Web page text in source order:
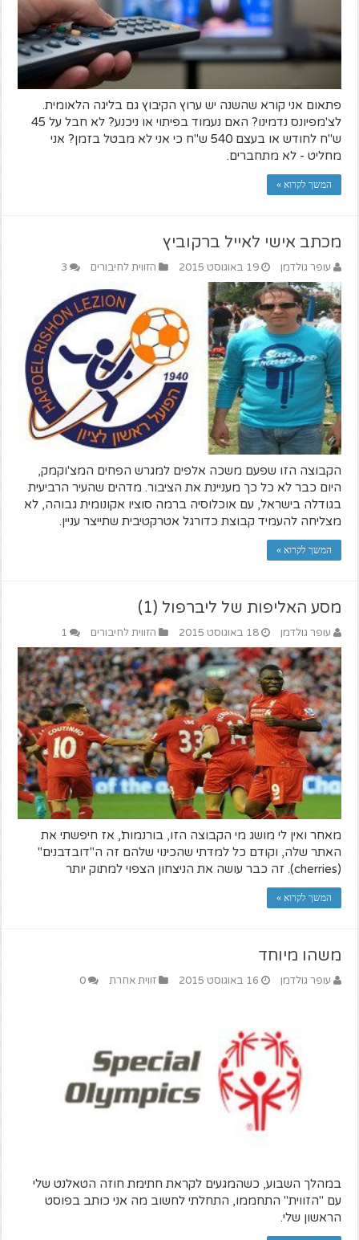
פתאום אני קורא שהשנה יש ערוץ הקיבוץ גם בליגה הלאומית.
לצ'מפיונס נדמינו? האם נעמוד בפיתוי או ניכנע? לא חבל על 45
ש"ח לחודש או בעצם 540 ש"ח כי אני לא מבטל בזמן? אני
מחליט - לא מתחברים.
המשך לקרוא »
מכתב אישי לאייל ברקוביץ
עופר גולדמן 19 באוגוסט 2015 הזווית לחיבורים 3
הקבוצה הזו שפעם משכה אלפים למגרש הפחים המצ'וקמק,
היום כבר לא כל כך מעניינת את הציבור. מדהים שהעיר הרביעית
בגודלה בישראל, עם אוכלוסיה ברמה סוציו אקונומית גבוהה, לא
מצליחה להעמיד קבוצת כדורגל אטרקטיבית שתייצר עניין.
המשך לקרוא »
מסע האליפות של ליברפול (1)
עופר גולדמן 18 באוגוסט 2015 הזווית לחיבורים 1
מאחר ואין לי מושג מי הקבוצה הזו, בורנמות', אז חיפשתי את
האתר שלה, וקודם כל למדתי שהכינוי שלהם זה ה"דובדבנים"
(cherries). זה כבר עושה את הניצחון הצפוי למתוק יותר
המשך לקרוא »
משהו מיוחד
עופר גולדמן 16 באוגוסט 2015 זווית אחרת 0
במהלך השבוע, כשהמגעים לקראת חתימת חוזה הטאלנט שלי
עם "הזווית" התחממו, התחלתי לחשוב מה אני כותב בפוסט
הראשון שלי.